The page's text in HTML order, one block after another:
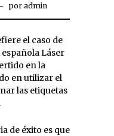
por admin
Láser
en la
en utilizar el
las etiquetas
de éxito es que